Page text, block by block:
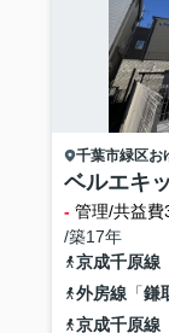
千葉市緑区お
ベルエキ
- 管理/共益費
/築17年
京成千原線
外房線「鎌
京成千原線